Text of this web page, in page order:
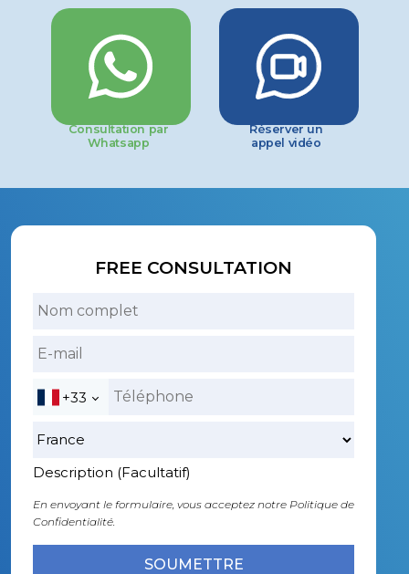
Consultation par
Whatsapp
Réserver un
appel vidéo
FREE CONSULTATION
+33
Description (Facultatif)
En envoyant le formulaire, vous acceptez notre Politique de
Confidentialité.